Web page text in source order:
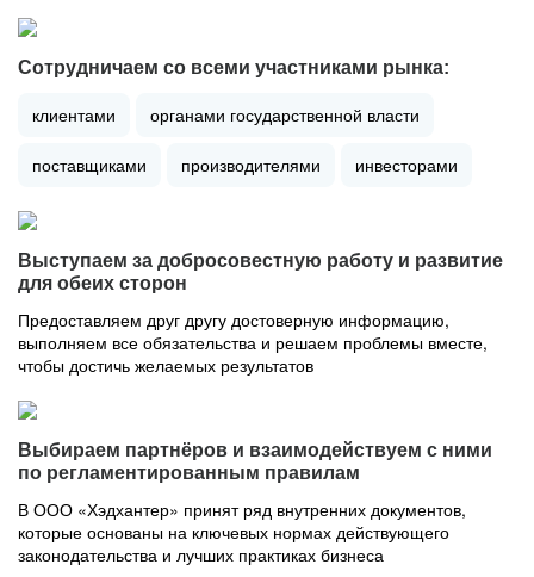
Сотрудничаем со всеми участниками рынка:
клиентами органами государственной власти
поставщиками производителями инвесторами
Выступаем за добросовестную работу и развитие
для обеих сторон
Предоставляем друг другу достоверную информацию,
выполняем все обязательства и решаем проблемы вместе,
чтобы достичь желаемых результатов
Выбираем партнёров и взаимодействуем с ними
по регламентированным правилам
В ООО «Хэдхантер» принят ряд внутренних документов,
которые основаны на ключевых нормах действующего
законодательства и лучших практиках бизнеса